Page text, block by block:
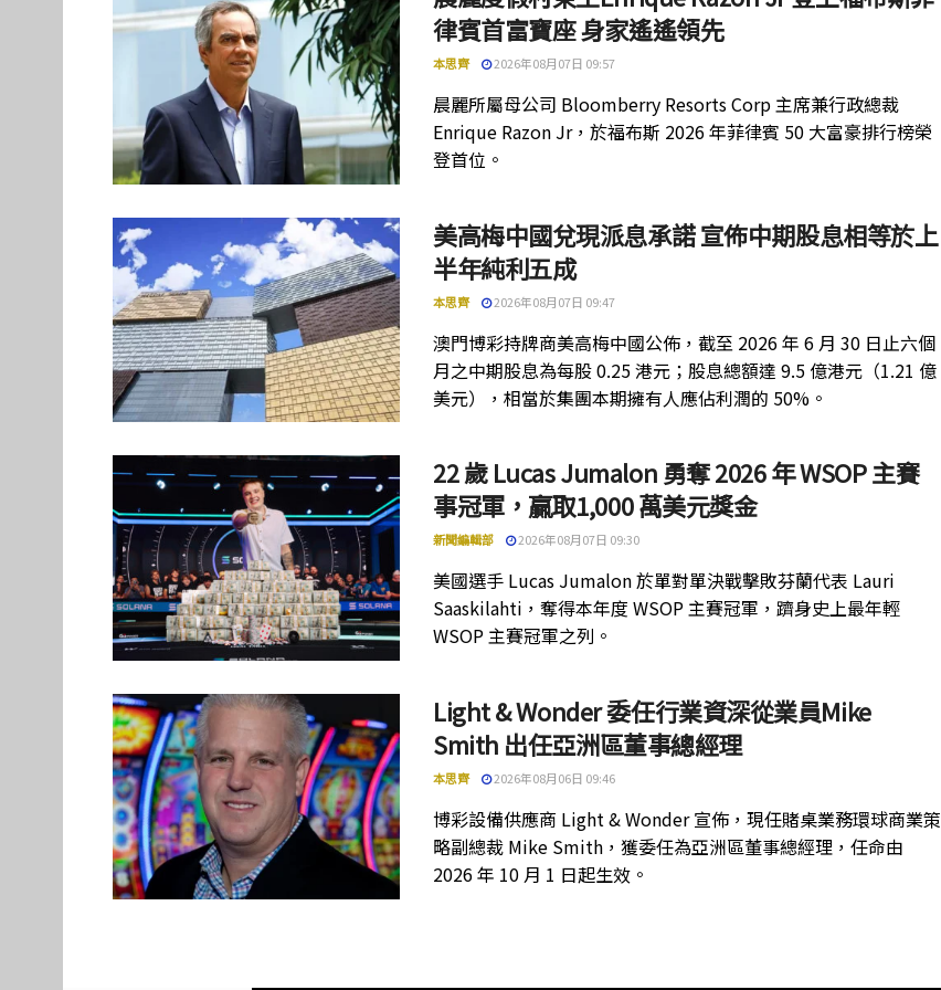
律賓首富寶座 身家遙遙領先
本思齊 2026年08月07日 09:57
晨麗所屬母公司 Bloomberry Resorts Corp 主席兼行政總裁
Enrique Razon Jr，於福布斯 2026 年菲律賓 50 大富豪排行榜榮
登首位。
美高梅中國兌現派息承諾 宣佈中期股息相等於上
半年純利五成
本思齊 2026年08月07日 09:47
澳門博彩持牌商美高梅中國公佈，截至 2026 年 6 月 30 日止六個
月之中期股息為每股 0.25 港元；股息總額達 9.5 億港元（1.21 億
美元），相當於集團本期擁有人應佔利潤的 50%。
22 歲 Lucas Jumalon 勇奪 2026 年 WSOP 主賽
事冠軍，贏取1,000 萬美元獎金
新聞編輯部 2026年08月07日 09:30
美國選手 Lucas Jumalon 於單對單決戰擊敗芬蘭代表 Lauri
Saaskilahti，奪得本年度 WSOP 主賽冠軍，躋身史上最年輕
WSOP 主賽冠軍之列。
Light & Wonder 委任行業資深從業員Mike
Smith 出任亞洲區董事總經理
本思齊 2026年08月06日 09:46
博彩設備供應商 Light & Wonder 宣佈，現任賭桌業務環球商業策
略副總裁 Mike Smith，獲委任為亞洲區董事總經理，任命由
2026 年 10 月 1 日起生效。